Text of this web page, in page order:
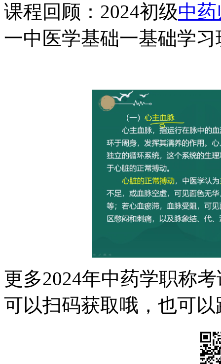
课程回顾：2024初级中
一中医学基础一基础学
更多2024年中药学职称
可以扫码获取哦，也可